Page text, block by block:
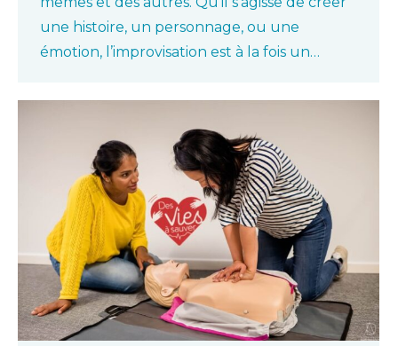
une histoire, un personnage, ou une
émotion, l’improvisation est à la fois un…